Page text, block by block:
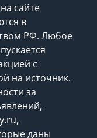
сайте
в
РФ. Любое
с
на источник.
за
даны